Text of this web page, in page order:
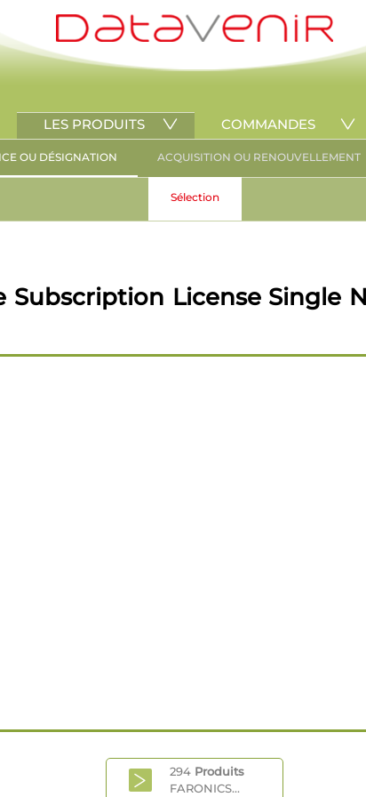
LES PRODUITS COMMANDES
OU DÉSIGNATION ACQUISITION OU RENOUVELLEMENT
Sélection
Subscription License Single
294 Produits
FARONICS...